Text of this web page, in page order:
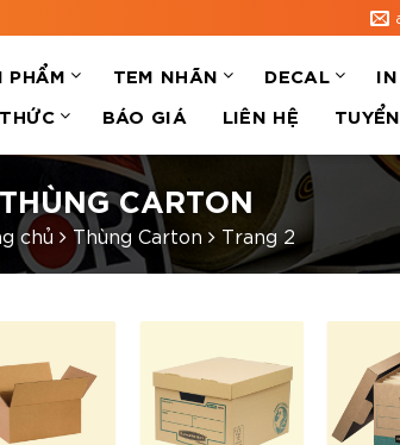
PHẨM TEM NHÃN DECAL
BÁO GIÁ LIÊN HỆ
THÙNG CARTON
chủ Thùng Carton Trang 2